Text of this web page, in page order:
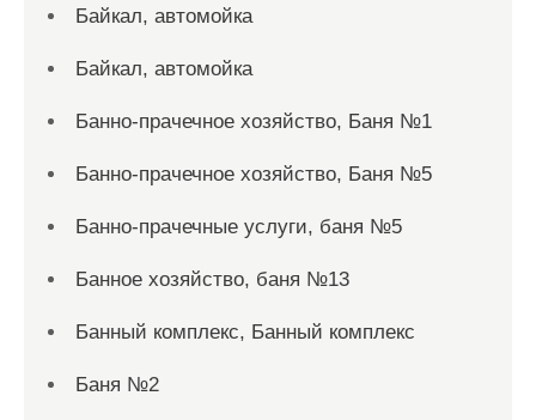
Байкал, автомойка
Байкал, автомойка
Банно-прачечное хозяйство, Баня №1
Банно-прачечное хозяйство, Баня №5
Банно-прачечные услуги, баня №5
Банное хозяйство, баня №13
Банный комплекс, Банный комплекс
Баня №2